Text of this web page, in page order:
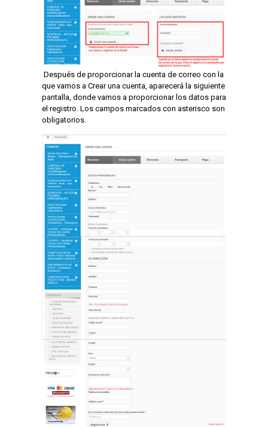
Después de proporcionar la cuenta de correo con la
que vamos a Crear una cuenta, aparecerá la siguiente
pantalla, donde vamos a proporcionar los datos para
el registro. Los campos marcados con asterisco son
obligatorios.